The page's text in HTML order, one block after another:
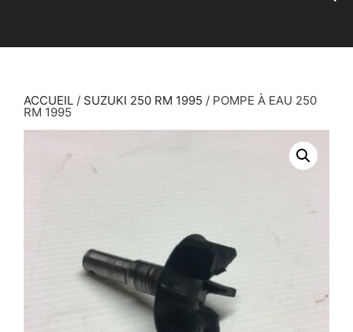
ACCUEIL / SUZUKI 250 RM 1995 / POMPE À EAU 250
RM 1995